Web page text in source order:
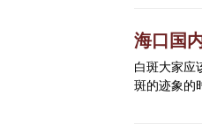
海口国
白斑大家应
斑的迹象的